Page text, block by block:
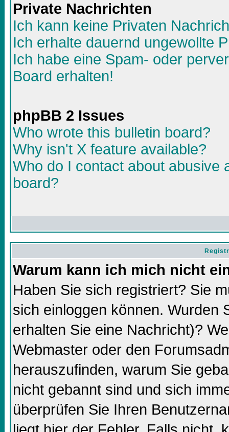
Private Nachrichten
Ich kann keine Privaten
Ich erhalte dauernd ungewollte
Ich habe eine Spam- oder
Board erhalten!
phpBB 2 Issues
Who wrote this bulletin board?
Why isn't X feature available?
Who do I contact about abusive
board?
Warum kann ich mich nicht
Haben Sie sich registriert? Sie
sich einloggen können. Wurden
erhalten Sie eine Nachricht)?
Webmaster oder den
herauszufinden, warum Sie
nicht gebannt sind und sich
überprüfen Sie Ihren